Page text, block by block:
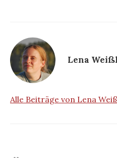
Lena
Alle Beiträge von Lena